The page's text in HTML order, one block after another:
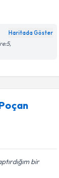
Haritada Göster
bir